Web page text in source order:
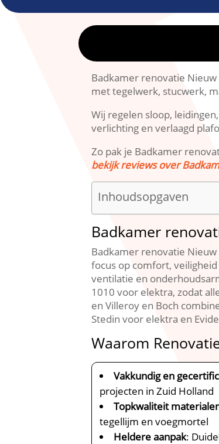
Badkamer renovatie
met tegelwerk, stucwerk,
Wij regelen sloop,
verlichting en verlaagd
Zo pak je Badkamer
bekijk reviews over
Inhoudsopgaven
Badkamer
Badkamer renovatie
focus op comfort,
ventilatie en
1010 voor elektra, zodat
en Villeroy en Boch
Stedin voor elektra en
Waarom
Vakkundig en
projecten in Zuid Holland
Topkwaliteit
tegellijm en voegmortel
Heldere aanpak: